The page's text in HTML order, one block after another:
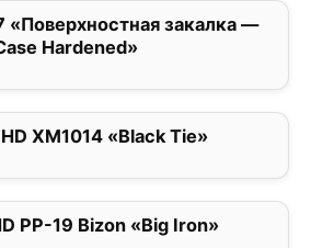
закалка —
Hardened»
XM1014 «Black Tie»
PP-19 Bizon «Big Iron»